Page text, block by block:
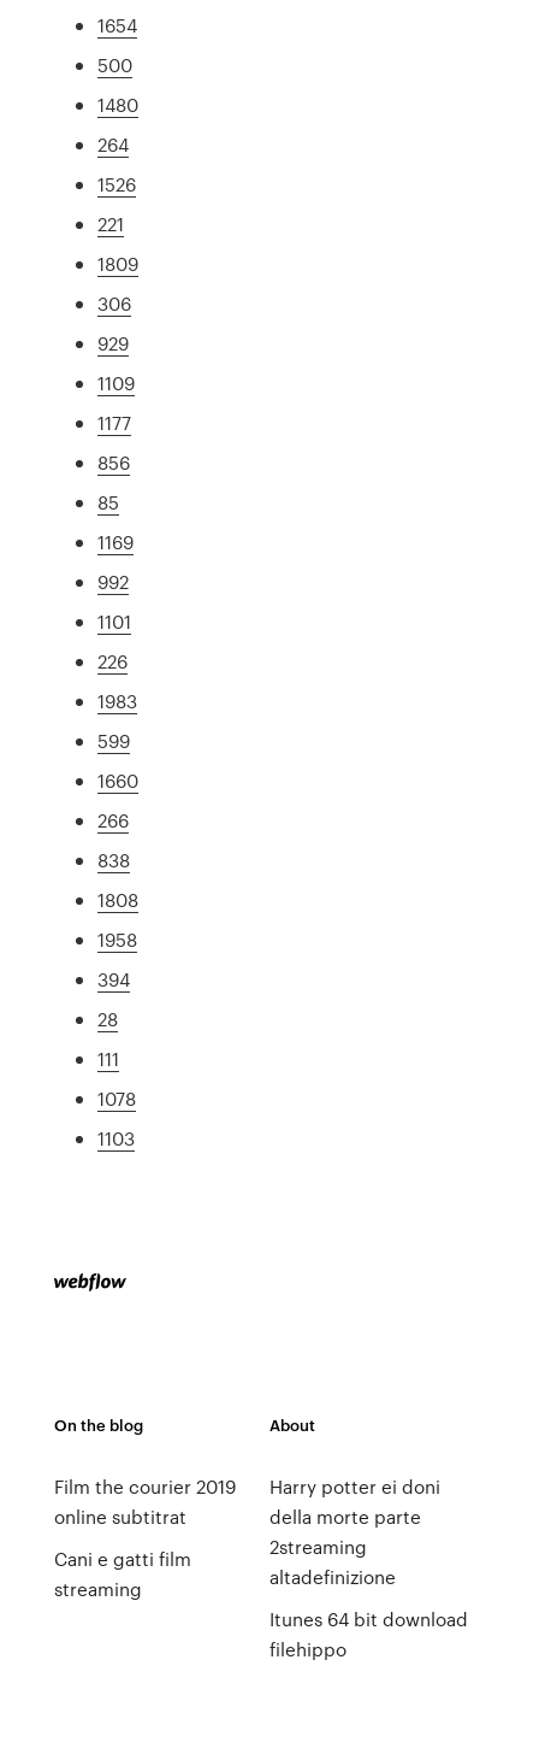
1654
500
1480
264
1526
221
1809
306
929
1109
1177
856
85
1169
992
1101
226
1983
599
1660
266
838
1808
1958
394
28
111
1078
1103
On the blog
Film the courier 2019
online subtitrat
Cani e gatti film
streaming
About
Harry potter ei doni
della morte parte
2streaming
altadefinizione
Itunes 64 bit download
filehippo